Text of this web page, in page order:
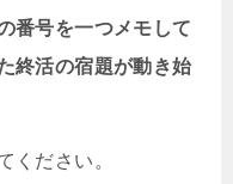
番号を一つメモして
終活の宿題が動き始
ください。